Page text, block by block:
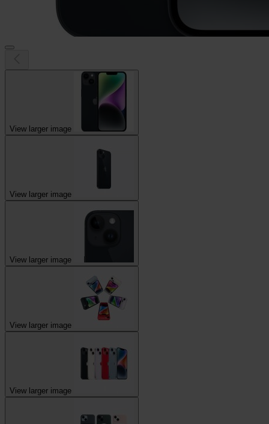
View larger image
View larger image
View larger image
View larger image
View larger image